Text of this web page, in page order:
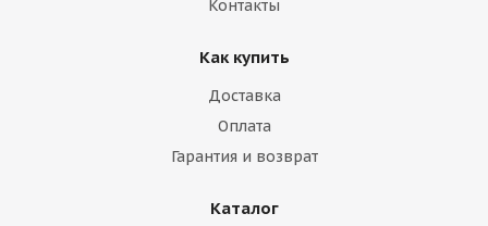
Контакты
Как купить
Доставка
Оплата
Гарантия и возврат
Каталог